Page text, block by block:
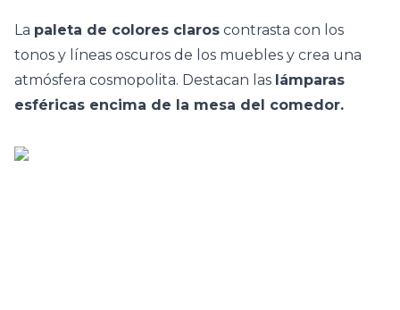
La paleta de colores claros contrasta con los
tonos y líneas oscuros de los muebles y crea una
atmósfera cosmopolita. Destacan las lámparas
esféricas encima de la mesa del comedor.